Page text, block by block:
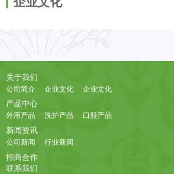
关于我们
公司简介 企业文化 企业文化
产品中心
外用产品 洗护产品 口服产品
新闻资讯
公司新闻 行业新闻
招商合作
联系我们